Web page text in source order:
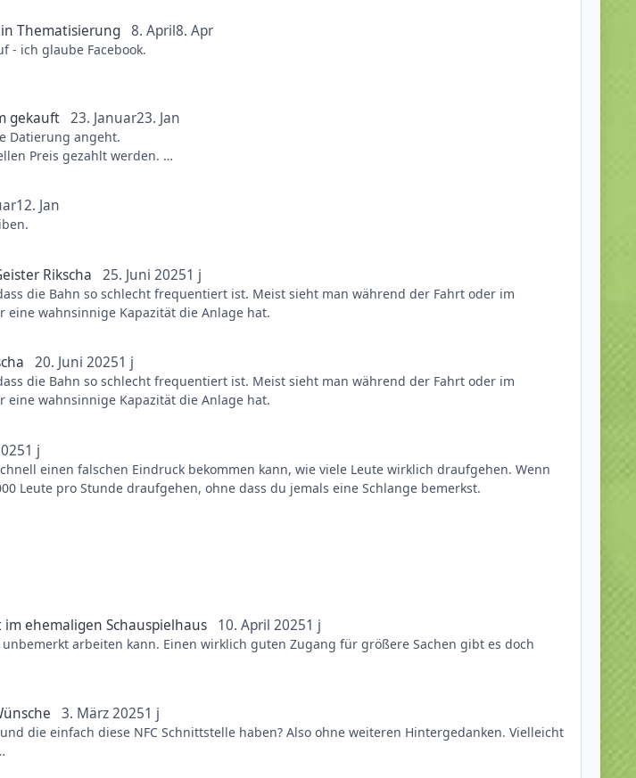
Thematisierung 8. April8. Apr
- ich glaube Facebook.
gekauft 23. Januar23. Jan
Datierung angeht.
Preis gezahlt werden.
12. Jan
Rikscha 25. Juni 20251 j
die Bahn so schlecht frequentiert ist. Meist sieht man während der Fahrt oder im
eine wahnsinnige Kapazität die Anlage hat.
20. Juni 20251 j
die Bahn so schlecht frequentiert ist. Meist sieht man während der Fahrt oder im
eine wahnsinnige Kapazität die Anlage hat.
1 j
einen falschen Eindruck bekommen kann, wie viele Leute wirklich draufgehen. Wenn
Leute pro Stunde draufgehen, ohne dass du jemals eine Schlange bemerkst.
ehemaligen Schauspielhaus 10. April 20251 j
arbeiten kann. Einen wirklich guten Zugang für größere Sachen gibt es doch
3. März 20251 j
die einfach diese NFC Schnittstelle haben? Also ohne weiteren Hintergedanken. Vielleicht